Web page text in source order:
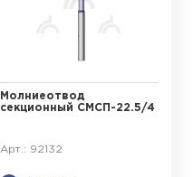
Молниеотвод
секционный СМСП-22.5/4
Арт.: 92132